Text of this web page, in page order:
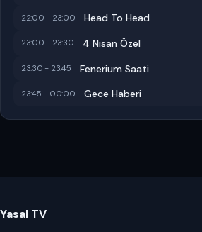
22:00 - 23:00 Head To Head
23:00 - 23:30 4 Nisan Özel
23:30 - 23:45 Fenerium Saati
23:45 - 00:00 Gece Haberi
Yasal TV